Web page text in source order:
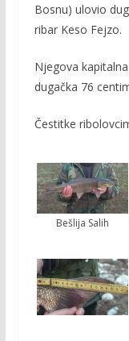
Bosnu) ulovio
ribar Keso Fejzo.
Njegova
dugačka 76
Čestitke
Bešlija Salih